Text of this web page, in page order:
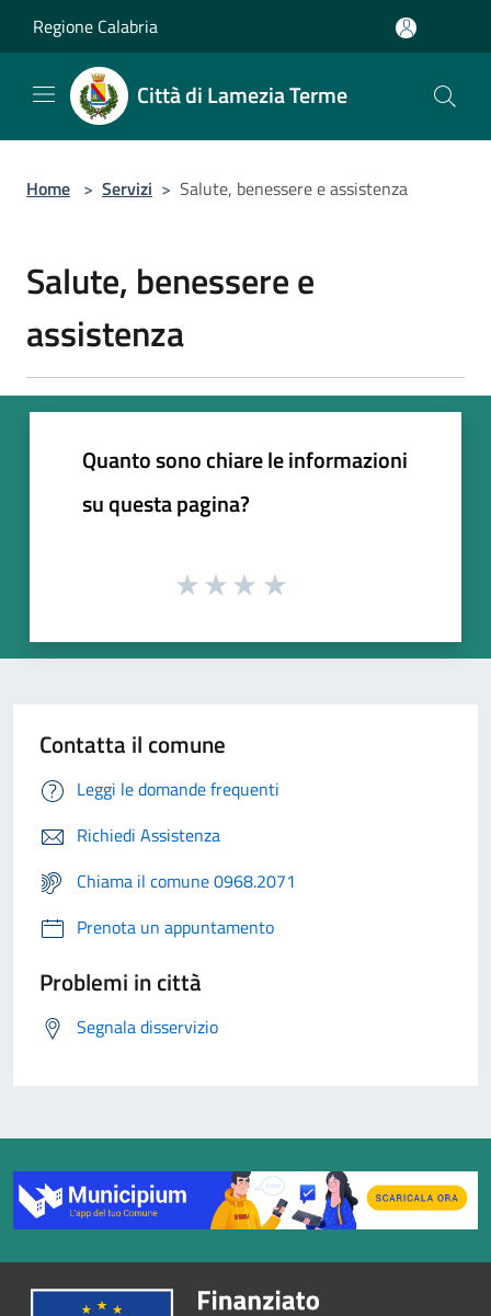
Regione Calabria
Città di Lamezia Terme
Home > Servizi > Salute, benessere e assistenza
Salute, benessere e
assistenza
Quanto sono chiare le informazioni
su questa pagina?
Contatta il comune
Leggi le domande frequenti
Richiedi Assistenza
Chiama il comune 0968.2071
Prenota un appuntamento
Problemi in città
Segnala disservizio